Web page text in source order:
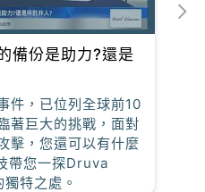
備份是助力?還是
件，已位列全球前10
著巨大的挑戰，面對
擊，您還可以有什麼
帶您一探Druva
特之處。